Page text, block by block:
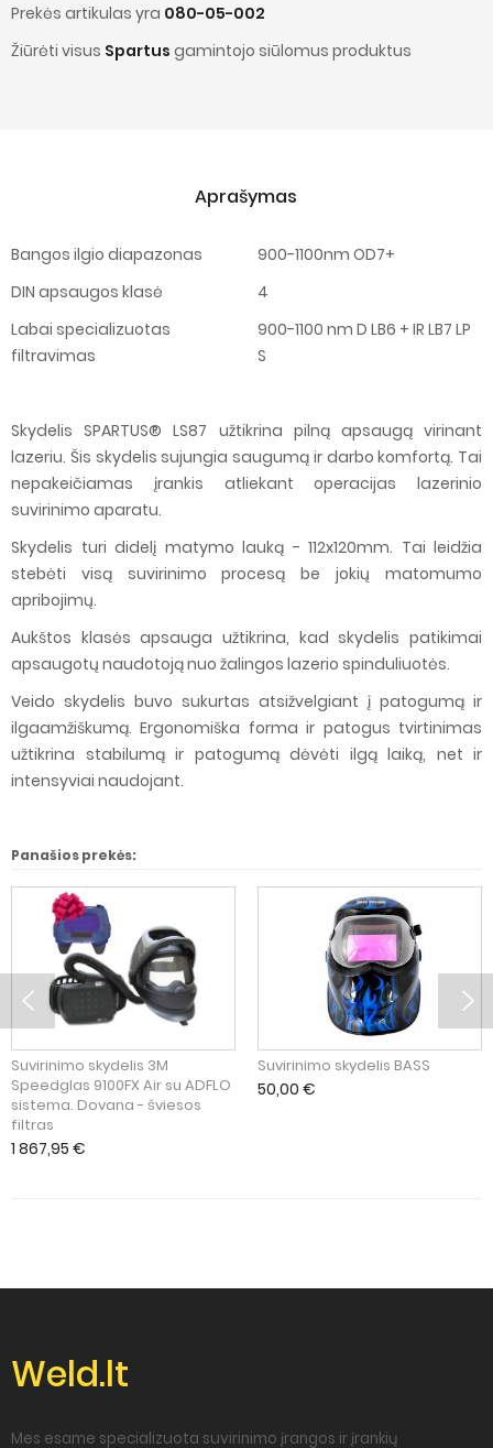
Prekės artikulas yra 080-05-002
Žiūrėti visus Spartus gamintojo siūlomus produktus
Aprašymas
Bangos ilgio diapazonas
900-1100nm OD7+
DIN apsaugos klasė
4
Labai specializuotas
filtravimas
900-1100 nm D LB6 + IR LB7 LP
S
Skydelis SPARTUS® LS87 užtikrina pilną apsaugą virinant
lazeriu. Šis skydelis sujungia saugumą ir darbo komfortą. Tai
nepakeičiamas įrankis atliekant operacijas lazerinio
suvirinimo aparatu.
Skydelis turi didelį matymo lauką - 112x120mm. Tai leidžia
stebėti visą suvirinimo procesą be jokių matomumo
apribojimų.
Aukštos klasės apsauga užtikrina, kad skydelis patikimai
apsaugotų naudotoją nuo žalingos lazerio spinduliuotės.
Veido skydelis buvo sukurtas atsižvelgiant į patogumą ir
ilgaamžiškumą. Ergonomiška forma ir patogus tvirtinimas
užtikrina stabilumą ir patogumą dėvėti ilgą laiką, net ir
intensyviai naudojant.
Panašios prekės:
Suvirinimo skydelis 3M
Speedglas 9100FX Air su ADFLO
sistema. Dovana - šviesos
filtras
1 867,95 €
Suvirinimo skydelis BASS
50,00 €
Weld.lt
Mes esame specializuota suvirinimo įrangos ir įrankių